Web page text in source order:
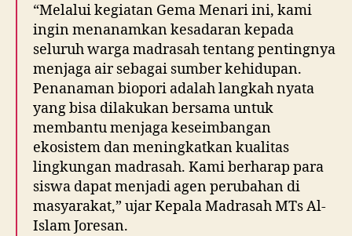
“Melalui kegiatan Gema Menari ini, kami
ingin menanamkan kesadaran kepada
seluruh warga madrasah tentang pentingnya
menjaga air sebagai sumber kehidupan.
Penanaman biopori adalah langkah nyata
yang bisa dilakukan bersama untuk
membantu menjaga keseimbangan
ekosistem dan meningkatkan kualitas
lingkungan madrasah. Kami berharap para
siswa dapat menjadi agen perubahan di
masyarakat,” ujar Kepala Madrasah MTs Al-
Islam Joresan.